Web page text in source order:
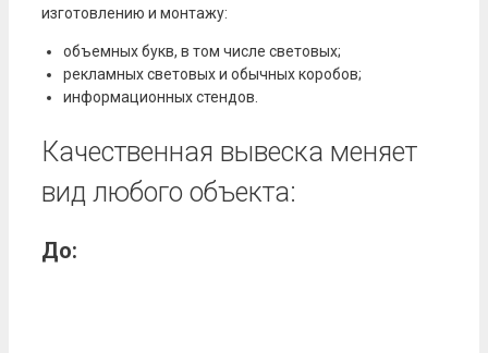
изготовлению и монтажу:
объемных букв, в том числе световых;
рекламных световых и обычных коробов;
информационных стендов.
Качественная вывеска меняет
вид любого объекта:
До: